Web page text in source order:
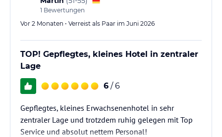
Das Abendessen war so gestaltet: Vorspeisen und
Desserts kann man sich am Buffet selbst
1 Bewertungen
Vor 2 Monaten • Verreist als Paar im Juni 2026
TOP! Gepflegtes, kleines Hotel in zentraler
Lage
6 / 6
Gepflegtes, kleines Erwachsenenhotel in sehr
zentraler Lage und trotzdem ruhig gelegen mit Top
Service und absolut nettem Personal!